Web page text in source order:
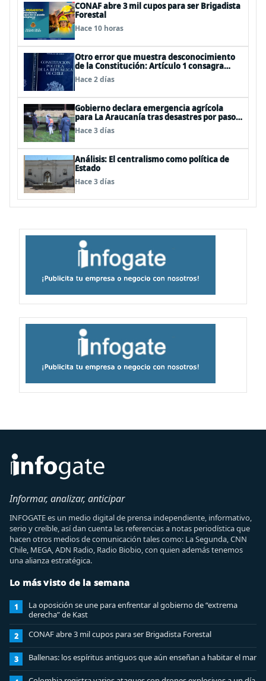
CONAF abre 3 mil cupos para ser Brigadista
Forestal
Hace 10 horas
Otro error que muestra desconocimiento
de la Constitución: Artículo 1 consagra
resguardar la seguridad nacional y
proteger a los ciudadanos
Hace 2 días
Gobierno declara emergencia agrícola
para La Araucanía tras desastres por pasos
de sistemas frontales
Hace 3 días
Análisis: El centralismo como política de
Estado
Hace 3 días
Informar, analizar, anticipar
INFOGATE es un medio digital de prensa independiente, informativo,
serio y creíble, así dan cuenta las referencias a notas periodística que
hacen otros medios de comunicación tales como: La Segunda, CNN
Chile, MEGA, ADN Radio, Radio Biobio, con quien además tenemos
una alianza estratégica.
Lo más visto de la semana
1
La oposición se une para enfrentar al gobierno de “extrema
derecha” de Kast
2 CONAF abre 3 mil cupos para ser Brigadista Forestal
3 Ballenas: los espíritus antiguos que aún enseñan a habitar el mar